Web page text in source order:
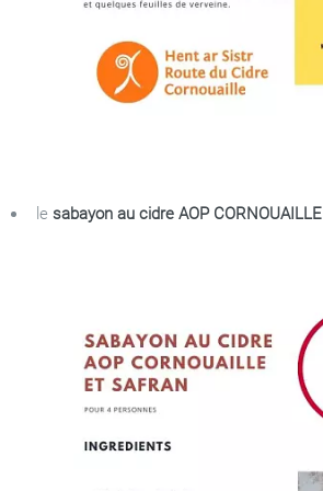
le sabayon au cidre AOP CORNOUAILLE